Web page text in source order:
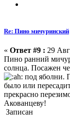
Re: Пино мичуринский
« Ответ #9 : 29
Пино ранний
солнца. Посажен
под яболни.
было или
прекрасно
Акованцеву!
Записан